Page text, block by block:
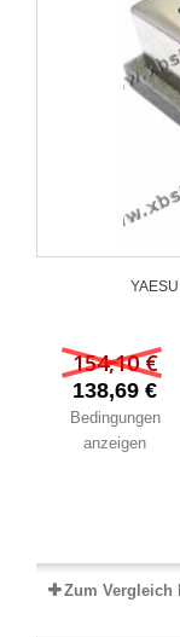
154,10 €
138,69 €
Bedingungen
anzeigen
Zum Vergleich